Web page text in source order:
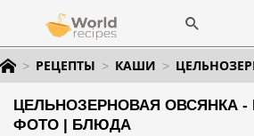
РЕЦЕПТЫ КАШИ
ЦЕЛЬНОЗЕРНОВАЯ ОВСЯНКА -
ФОТО | БЛЮДА